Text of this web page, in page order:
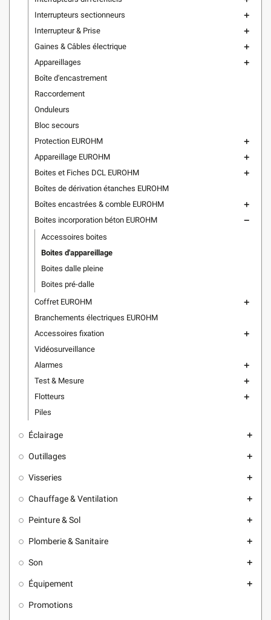
Interrupteurs sectionneurs add
Interrupteur & Prise add
Gaines & Câbles électrique add
Appareillages add
Boîte d'encastrement
Raccordement
Onduleurs
Bloc secours
Protection EUROHM
add
Appareillage EUROHM add
Boites et Fiches DCL EUROHM add
Boîtes de dérivation étanches EUROHM
Boîtes encastrées & comble EUROHM
add
Boites incorporation béton EUROHM remove
Accessoires boites
Boites d'appareillage
Boites dalle pleine
Boites pré-dalle
Coffret EUROHM
add
Branchements électriques EUROHM
Accessoires fixation
add
Vidéosurveillance
Alarmes
add
Test & Mesure add
Flotteurs add
Piles
Éclairage add
Outillages add
Visseries add
Chauffage & Ventilation add
Peinture & Sol add
Plomberie & Sanitaire add
Son add
Équipement add
Promotions